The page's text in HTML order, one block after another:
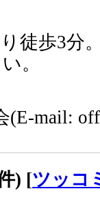
徒歩3分
。
(E-mail:
) [ツッコ